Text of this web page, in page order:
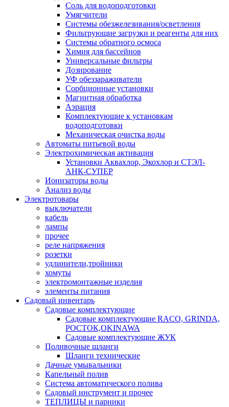
Соль для водоподготовки
Умягчители
Системы обезжелезивания/осветления
Фильтрующие загрузки и реагенты для них
Системы обратного осмоса
Химия для бассейнов
Универсальные фильтры
Дозирование
УФ обеззараживатели
Сорбционные установки
Магнитная обработка
Аэрация
Комплектующие к установкам
водоподготовки
Механическая очистка воды
Автоматы питьевой воды
Электрохимическая активация
Установки Аквахлор, Экохлор и СТЭЛ-
АНК-СУПЕР
Ионизаторы воды
Анализ воды
Электротовары
выключатели
кабель
лампы
прочее
реле напряжения
розетки
удлинители,тройники
хомуты
электромонтажные изделия
элементы питания
Садовый инвентарь
Садовые комплектующие
Садовые комплектующие RACO, GRINDA,
РОСТОК,OKINAWA
Садовые комплектующие ЖУК
Поливочные шланги
Шланги технические
Дачные умывальники
Капельный полив
Система автоматического полива
Садовый инструмент и прочее
ТЕПЛИЦЫ и парники